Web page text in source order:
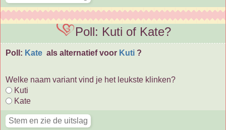
Poll: Kuti of Kate?
Poll: Kate als alternatief voor Kuti ?
Welke naam variant vind je het leukste klinken?
Kuti
Kate